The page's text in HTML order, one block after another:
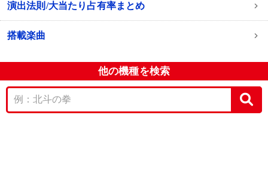
演出法則/大当たり占有率まとめ
搭載楽曲
他の機種を検索